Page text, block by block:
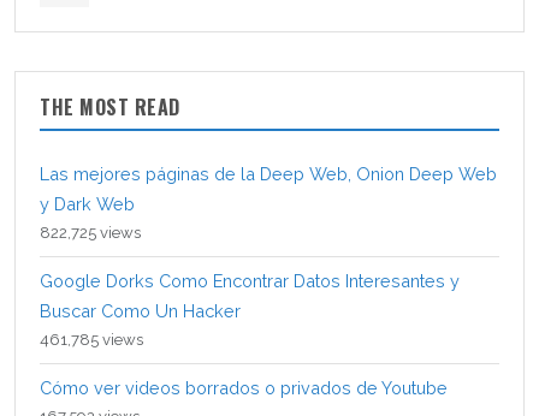
THE MOST READ
Las mejores páginas de la Deep Web, Onion Deep Web
y Dark Web
822,725 views
Google Dorks Como Encontrar Datos Interesantes y
Buscar Como Un Hacker
461,785 views
Cómo ver videos borrados o privados de Youtube